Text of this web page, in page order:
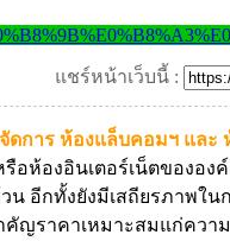
แชร์หน้าเว็บนี้ :
ดการ ห้องแล็บคอมฯ และ
อห้องอินเตอร์เน็ตขององ
อีกทั้งยังมีเสถียรภาพใน
ญราคาเหมาะสมแก่ควา